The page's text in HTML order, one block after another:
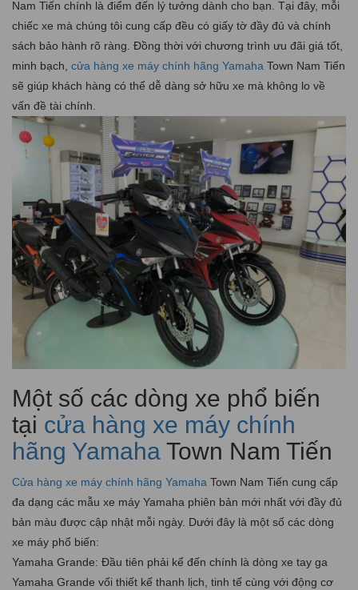
Nam Tiến chính là điểm đến lý tưởng dành cho bạn. Tại đây, mỗi
chiếc xe mà chúng tôi cung cấp đều có giấy tờ đầy đủ và chính
sách bảo hành rõ ràng. Đồng thời với chương trình ưu đãi giá tốt,
minh bạch, cửa hàng xe máy chính hãng Yamaha Town Nam Tiến
sẽ giúp khách hàng có thể dễ dàng sở hữu xe mà không lo về
vấn đề tài chính.
Một số các dòng xe phổ biến
tại cửa hàng xe máy chính
hãng Yamaha Town Nam Tiến
Cửa hàng xe máy chính hãng Yamaha Town Nam Tiến cung cấp
đa dạng các mẫu xe máy Yamaha phiên bản mới nhất với đầy đủ
bản màu được cập nhật mỗi ngày. Dưới đây là một số các dòng
xe máy phổ biến:
Yamaha Grande: Đầu tiên phải kể đến chính là dòng xe tay ga
Yamaha Grande vối thiết kế thanh lịch, tinh tế cùng với động cơ